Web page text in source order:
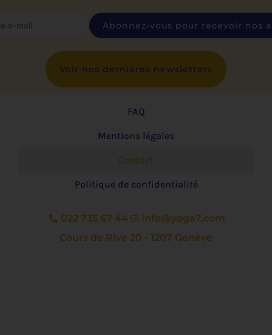
Voir nos dernières newsletters
FAQ
Mentions légales
Contact
Politique de confidentialité
022 735 67 44
info@yoga7.com
Cours de Rive 20 - 1207 Genève